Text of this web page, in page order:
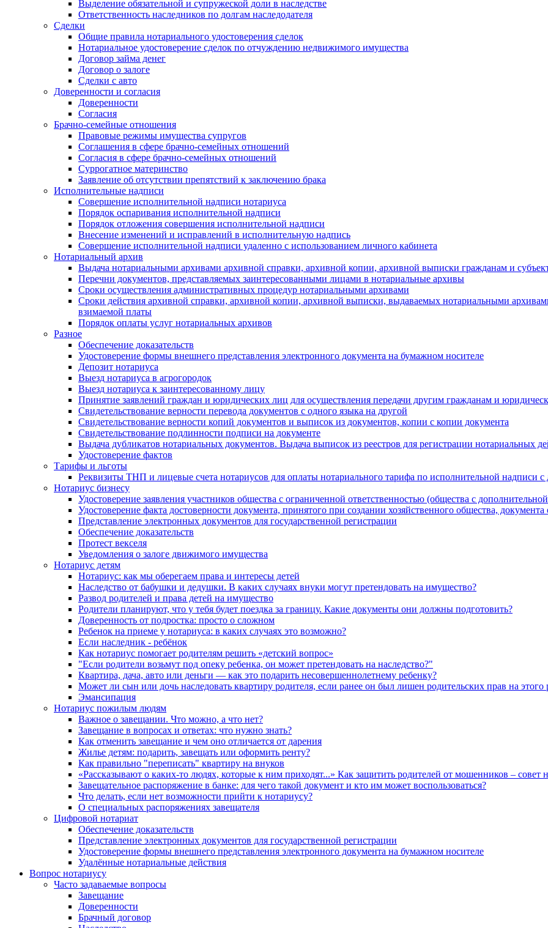
Выделение обязательной и супружеской доли в наследстве
Ответственность наследников по долгам наследодателя
Сделки
Общие правила нотариального удостоверения сделок
Нотариальное удостоверение сделок по отчуждению недвижимого имущества
Договор займа денег
Договор о залоге
Сделки с авто
Доверенности и согласия
Доверенности
Согласия
Брачно-семейные отношения
Правовые режимы имущества супругов
Соглашения в сфере брачно-семейных отношений
Согласия в сфере брачно-семейных отношений
Суррогатное материнство
Заявление об отсутствии препятствий к заключению брака
Исполнительные надписи
Совершение исполнительной надписи нотариуса
Порядок оспаривания исполнительной надписи
Порядок отложения совершения исполнительной надписи
Внесение изменений и исправлений в исполнительную надпись
Совершение исполнительной надписи удаленно с использованием личного кабинета
Нотариальный архив
Выдача нотариальными архивами архивной справки, архивной копии, архивной выписки гражданам и
Перечни документов, представляемых заинтересованными лицами в нотариальные архивы
Сроки осуществления административных процедур нотариальными архивами
Сроки действия архивной справки, архивной копии, архивной выписки, выдаваемых нотариальными
взимаемой платы
Порядок оплаты услуг нотариальных архивов
Разное
Обеспечение доказательств
Удостоверение формы внешнего представления электронного документа на бумажном носителе
Депозит нотариуса
Выезд нотариуса в агрогородок
Выезд нотариуса к заинтересованному лицу
Принятие заявлений граждан и юридических лиц для осуществления передачи другим гражданам и
Свидетельствование верности перевода документов с одного языка на другой
Свидетельствование верности копий документов и выписок из документов, копии с копии документа
Свидетельствование подлинности подписи на документе
Выдача дубликатов нотариальных документов. Выдача выписок из реестров для регистрации нотариальных
Удостоверение фактов
Тарифы и льготы
Реквизиты ТНП и лицевые счета нотариусов для оплаты нотариального тарифа по исполнительной надписи с
Нотариус бизнесу
Удостоверение заявления участников общества с ограниченной ответственностью (общества с
Удостоверение факта достоверности документа, принятого при создании хозяйственного общества,
Представление электронных документов для государственной регистрации
Обеспечение доказательств
Протест векселя
Уведомления о залоге движимого имущества
Нотариус детям
Нотариус: как мы оберегаем права и интересы детей
Наследство от бабушки и дедушки. В каких случаях внуки могут претендовать на имущество?
Развод родителей и права детей на имущество
Родители планируют, что у тебя будет поездка за границу. Какие документы они должны подготовить?
Доверенность от подростка: просто о сложном
Ребенок на приеме у нотариуса: в каких случаях это возможно?
Если наследник - ребёнок
Как нотариус помогает родителям решить «детский вопрос»
"Если родители возьмут под опеку ребенка, он может претендовать на наследство?"
Квартира, дача, авто или деньги — как это подарить несовершеннолетнему ребенку?
Может ли сын или дочь наследовать квартиру родителя, если ранее он был лишен родительских прав на этого
Эмансипация
Нотариус пожилым людям
Важное о завещании. Что можно, а что нет?
Завещание в вопросах и ответах: что нужно знать?
Как отменить завещание и чем оно отличается от дарения
Жилье детям: подарить, завещать или оформить ренту?
Как правильно "переписать" квартиру на внуков
«Рассказывают о каких-то людях, которые к ним приходят...» Как защитить родителей от мошенников – совет
Завещательное распоряжение в банке: для чего такой документ и кто им может воспользоваться?
Что делать, если нет возможности прийти к нотариусу?
О специальных распоряжениях завещателя
Цифровой нотариат
Обеспечение доказательств
Представление электронных документов для государственной регистрации
Удостоверение формы внешнего представления электронного документа на бумажном носителе
Удалённые нотариальные действия
Вопрос нотариусу
Часто задаваемые вопросы
Завещание
Доверенности
Брачный договор